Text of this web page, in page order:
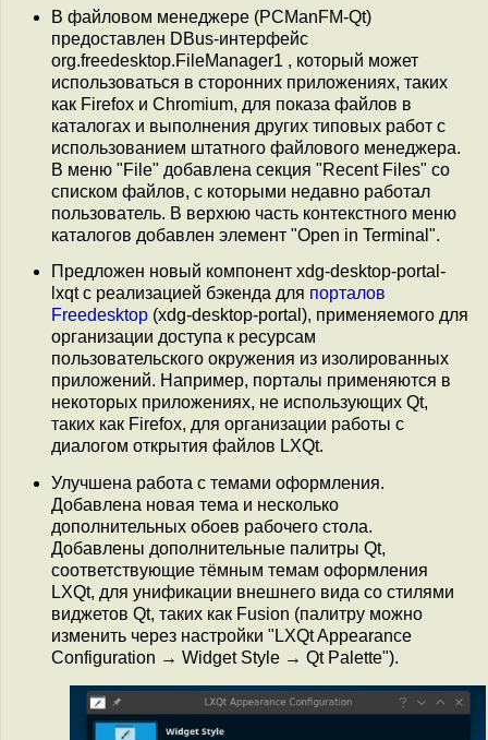
В файловом менеджере (PCManFM-Qt)
предоставлен DBus-интерфейс
org.freedesktop.FileManager1 , который может
использоваться в сторонних приложениях, таких
как Firefox и Chromium, для показа файлов в
каталогах и выполнения других типовых работ с
использованием штатного файлового менеджера.
В меню "File" добавлена секция "Recent Files" со
списком файлов, с которыми недавно работал
пользователь. В верхюю часть контекстного меню
каталогов добавлен элемент "Open in Terminal".
Предложен новый компонент xdg-desktop-portal-
lxqt с реализацией бэкенда для порталов
Freedesktop (xdg-desktop-portal), применяемого для
организации доступа к ресурсам
пользовательского окружения из изолированных
приложений. Например, порталы применяются в
некоторых приложениях, не использующих Qt,
таких как Firefox, для организации работы с
диалогом открытия файлов LXQt.
Улучшена работа с темами оформления.
Добавлена новая тема и несколько
дополнительных обоев рабочего стола.
Добавлены дополнительные палитры Qt,
соответствующие тёмным темам оформления
LXQt, для унификации внешнего вида со стилями
виджетов Qt, таких как Fusion (палитру можно
изменить через настройки "LXQt Appearance
Configuration → Widget Style → Qt Palette").